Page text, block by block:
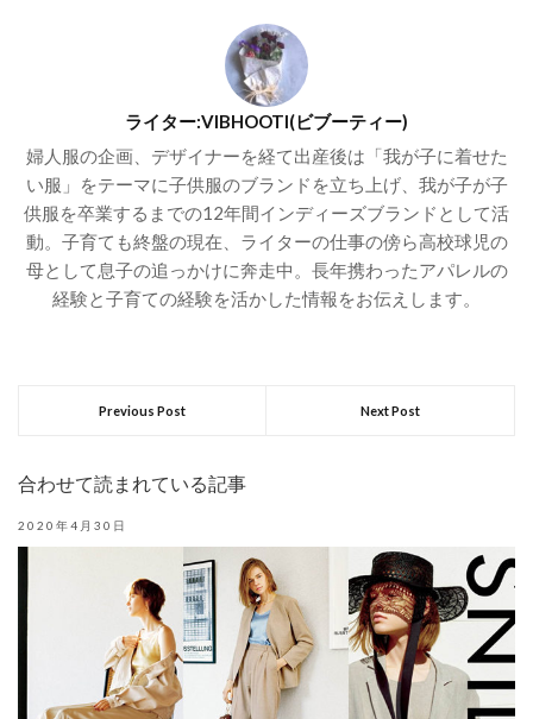
ライター:VIBHOOTI(ビブーティー)
婦人服の企画、デザイナーを経て出産後は「我が子に着せた
い服」をテーマに子供服のブランドを立ち上げ、我が子が子
供服を卒業するまでの12年間インディーズブランドとして活
動。子育ても終盤の現在、ライターの仕事の傍ら高校球児の
母として息子の追っかけに奔走中。長年携わったアパレルの
経験と子育ての経験を活かした情報をお伝えします。
Previous Post Next Post
合わせて読まれている記事
2020年4月30日